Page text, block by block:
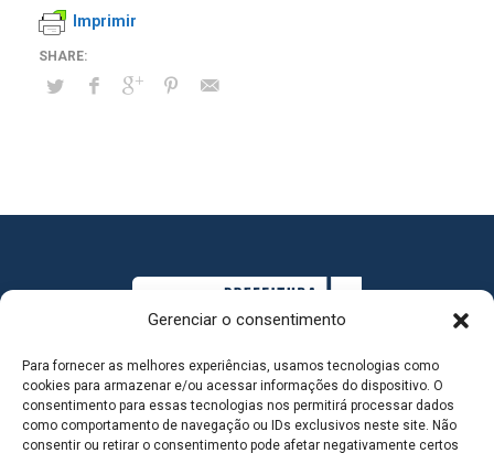
Gerenciar o consentimento
Para fornecer as melhores experiências, usamos tecnologias como
cookies para armazenar e/ou acessar informações do dispositivo. O
consentimento para essas tecnologias nos permitirá processar dados
como comportamento de navegação ou IDs exclusivos neste site. Não
consentir ou retirar o consentimento pode afetar negativamente certos
Imprimir